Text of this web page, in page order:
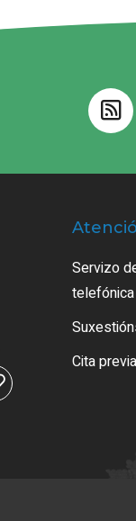
Servizo
Cita previa